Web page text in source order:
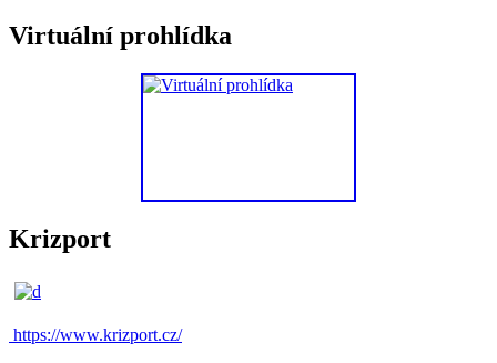
Virtuální prohlídka
Krizport
https://www.krizport.cz/